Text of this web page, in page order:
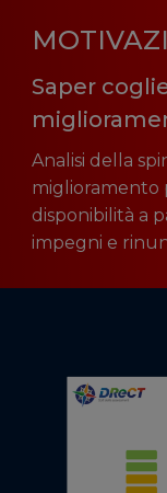
Saper
Analisi della
miglioramento
disponibilità a
impegni e